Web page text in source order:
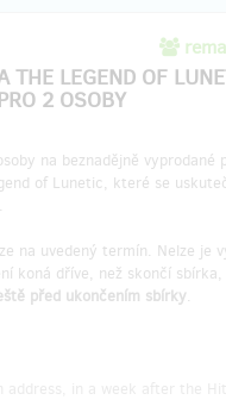
THE LEGEND OF
2 OSOBY
na beznadějně vyprodané
of Lunetic, které se
.
na uvedený termín. Nelze je
koná dříve, než skončí
před ukončením sbírky.